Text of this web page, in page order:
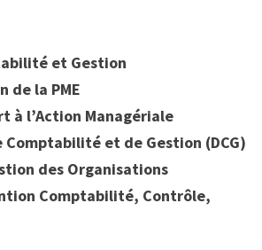
et Gestion
de la PME
à l’Action Managériale
Comptabilité et de Gestion (DCG)
des Organisations
Comptabilité, Contrôle,